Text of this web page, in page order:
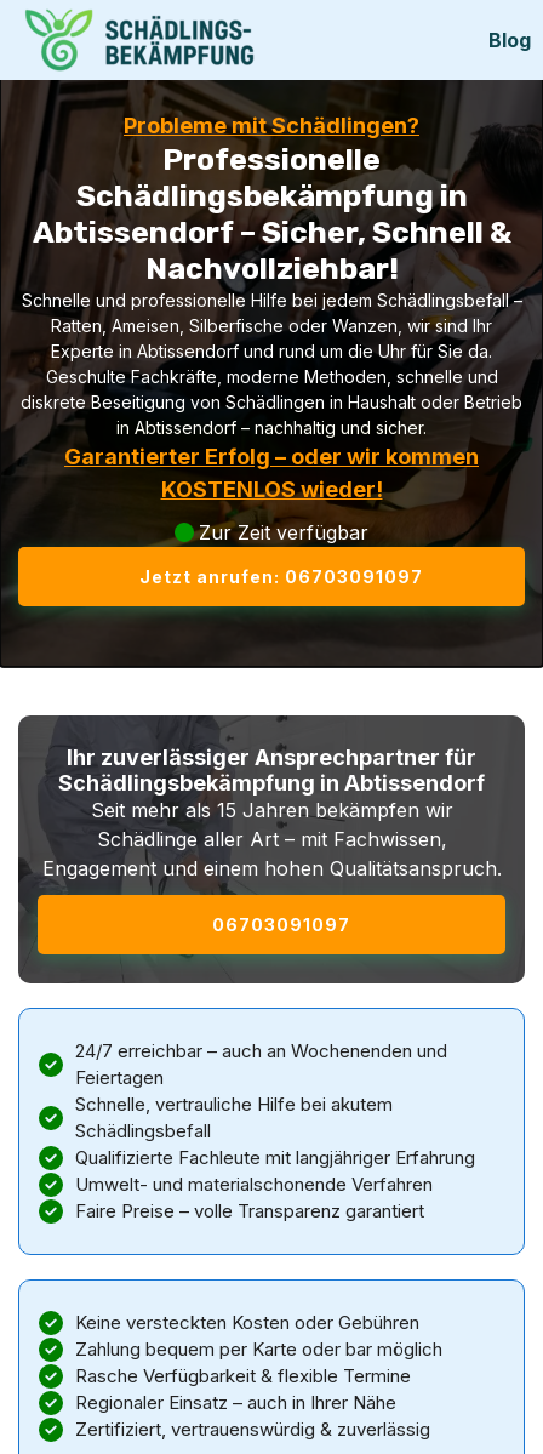
Blog
Probleme mit Schädlingen?
Professionelle
Schädlingsbekämpfung in
Abtissendorf – Sicher, Schnell &
Nachvollziehbar!
Schnelle und professionelle Hilfe bei jedem Schädlingsbefall –
Ratten, Ameisen, Silberfische oder Wanzen, wir sind Ihr
Experte in Abtissendorf und rund um die Uhr für Sie da.
Geschulte Fachkräfte, moderne Methoden, schnelle und
diskrete Beseitigung von Schädlingen in Haushalt oder Betrieb
in Abtissendorf – nachhaltig und sicher.
Garantierter Erfolg – oder wir kommen
KOSTENLOS wieder!
Zur Zeit verfügbar
Jetzt anrufen: 06703091097
Ihr zuverlässiger Ansprechpartner für
Schädlingsbekämpfung in Abtissendorf
Seit mehr als 15 Jahren bekämpfen wir
Schädlinge aller Art – mit Fachwissen,
Engagement und einem hohen Qualitätsanspruch.
06703091097
24/7 erreichbar – auch an Wochenenden und
Feiertagen
Schnelle, vertrauliche Hilfe bei akutem
Schädlingsbefall
Qualifizierte Fachleute mit langjähriger Erfahrung
Umwelt- und materialschonende Verfahren
Faire Preise – volle Transparenz garantiert
Keine versteckten Kosten oder Gebühren
Zahlung bequem per Karte oder bar möglich
Rasche Verfügbarkeit & flexible Termine
Regionaler Einsatz – auch in Ihrer Nähe
Zertifiziert, vertrauenswürdig & zuverlässig